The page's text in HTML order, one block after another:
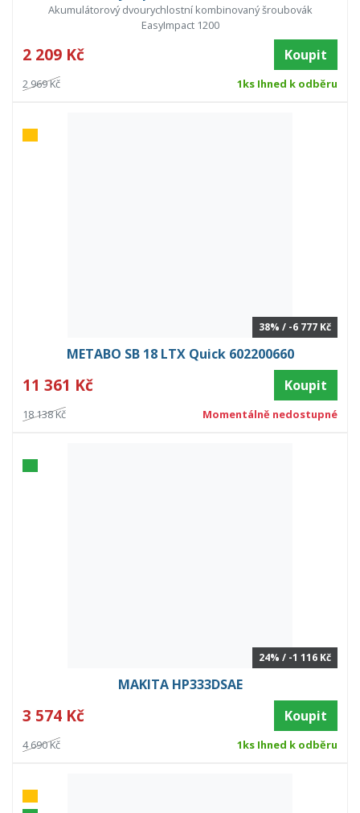
Akumulátorový dvourychlostní kombinovaný šroubovák
EasyImpact 1200
2 209 Kč Koupit
2 969 Kč 1ks Ihned k odběru
38% / -6 777 Kč
METABO SB 18 LTX Quick 602200660
11 361 Kč Koupit
18 138 Kč Momentálně nedostupné
24% / -1 116 Kč
MAKITA HP333DSAE
3 574 Kč Koupit
4 690 Kč 1ks Ihned k odběru